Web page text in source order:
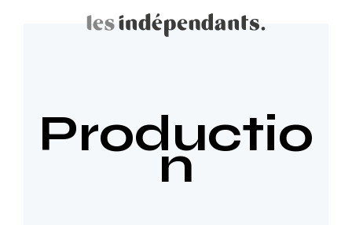
Productio
n